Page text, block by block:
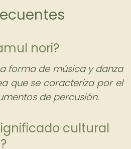
nori?
forma de música y danza
que se caracteriza por el
de percusión.
cultural